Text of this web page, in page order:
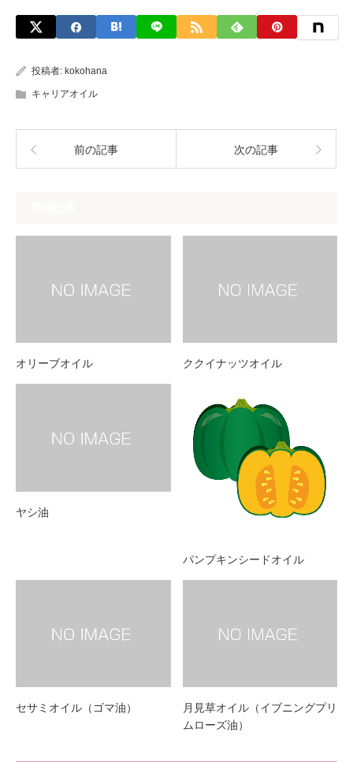
投稿者: kokohana
キャリアオイル
前の記事 次の記事
オリーブオイル ククイナッツオイル
ヤシ油
パンプキンシードオイル
セサミオイル（ゴマ油）
月見草オイル（イブニングプリ
ムローズ油）